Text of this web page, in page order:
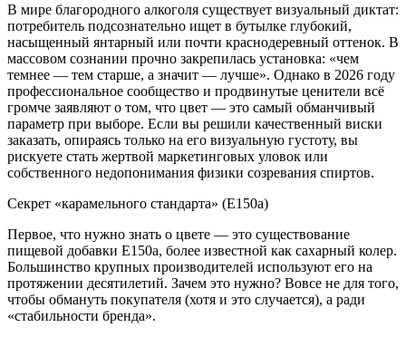
В мире благородного алкоголя существует визуальный диктат:
потребитель подсознательно ищет в бутылке глубокий,
насыщенный янтарный или почти краснодеревный оттенок. В
массовом сознании прочно закрепилась установка: «чем
темнее — тем старше, а значит — лучше». Однако в 2026 году
профессиональное сообщество и продвинутые ценители всё
громче заявляют о том, что цвет — это самый обманчивый
параметр при выборе. Если вы решили качественный виски
заказать, опираясь только на его визуальную густоту, вы
рискуете стать жертвой маркетинговых уловок или
собственного недопонимания физики созревания спиртов.
Секрет «карамельного стандарта» (E150a)
Первое, что нужно знать о цвете — это существование
пищевой добавки E150a, более известной как сахарный колер.
Большинство крупных производителей используют его на
протяжении десятилетий. Зачем это нужно? Вовсе не для того,
чтобы обмануть покупателя (хотя и это случается), а ради
«стабильности бренда».